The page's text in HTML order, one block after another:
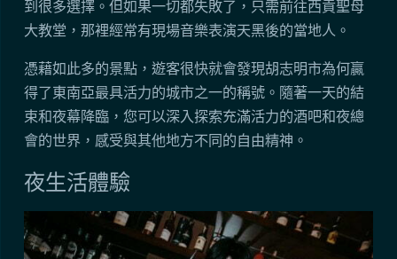
到很多選擇。但如果一切都失敗了，只需前往西貢聖母
大教堂，那裡經常有現場音樂表演天黑後的當地人。
憑藉如此多的景點，遊客很快就會發現胡志明市為何贏
得了東南亞最具活力的城市之一的稱號。隨著一天的結
束和夜幕降臨，您可以深入探索充滿活力的酒吧和夜總
會的世界，感受與其他地方不同的自由精神。
夜生活體驗